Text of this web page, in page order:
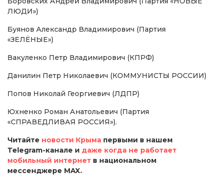
ЛЮДИ»)
Буянов Александр Владимирович (Партия
«ЗЕЛЁНЫЕ»)
Вакуленко Петр Владимирович (КПРФ)
Данилин Петр Николаевич (КОММУНИСТЫ РОССИИ)
Попов Николай Георгиевич (ЛДПР)
Юхненко Роман Анатольевич (Партия
«СПРАВЕДЛИВАЯ РОССИЯ»).
Читайте новости Крыма первыми в нашем
Telegram-канале и даже когда не работает
мобильный интернет в национальном
мессенджере MAX.